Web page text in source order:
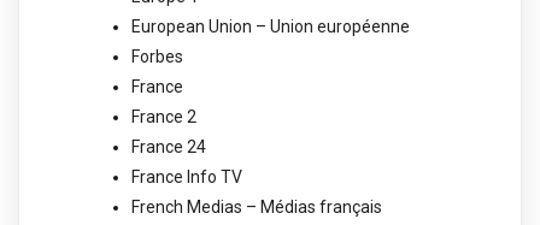
European Union – Union européenne
Forbes
France
France 2
France 24
France Info TV
French Medias – Médias français